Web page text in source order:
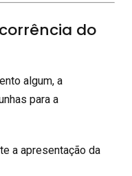
do
algum, a
para a
a apresentação da